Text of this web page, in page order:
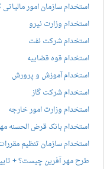
استخدام سازمان امور
استخدام وزارت نیرو
استخدام شرکت نفت
استخدام قوه قضاییه
استخدام آموزش و پرورش
استخدام شرکت گاز
استخدام وزارت امور خارجه
استخدام بانک قرض الحسنه
استخدام سازمان تنظیم
طرح مهر آفرین چیست؟ +